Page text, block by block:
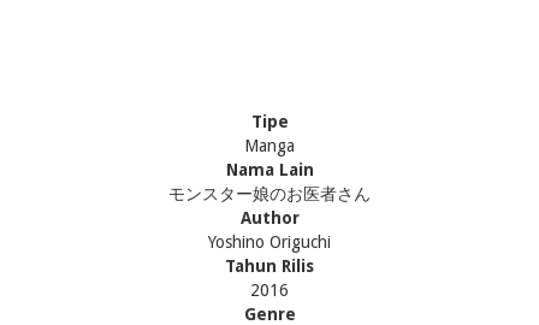
Tipe
Manga
Nama Lain
モンスター娘のお医者さん
Author
Yoshino Origuchi
Tahun Rilis
2016
Genre